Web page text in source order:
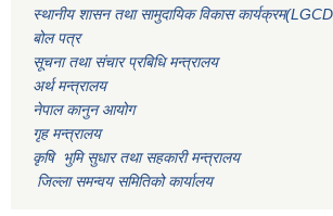
स्थानीय शासन तथा सामुदायिक विकास
बोल पत्र
सूचना तथा संचार प्रबिधि मन्त्रालय
अर्थ मन्त्रालय
नेपाल कानुन आयोग
गृह मन्त्रालय
कृषि भुमि सुधार तथा सहकारी मन्त्रालय
जिल्ला समन्वय समितिको कार्यालय